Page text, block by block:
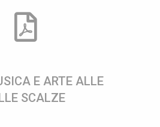
E ARTE ALLE
SCALZE